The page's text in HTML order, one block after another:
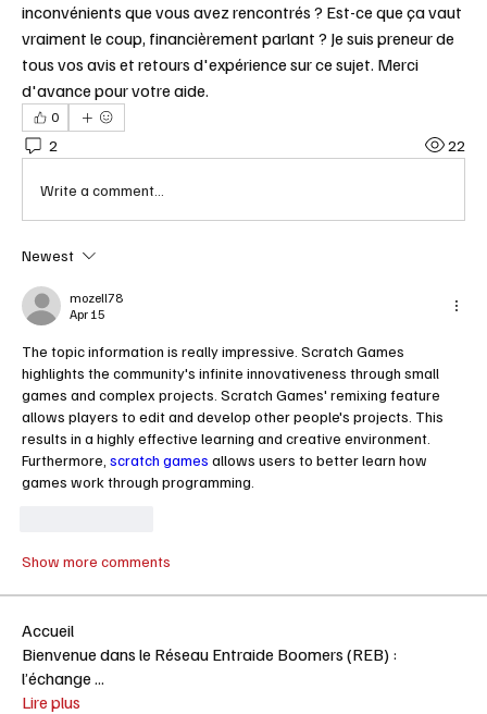
inconvénients que vous avez rencontrés ? Est-ce que ça vaut
vraiment le coup, financièrement parlant ? Je suis preneur de
tous vos avis et retours d'expérience sur ce sujet. Merci
d'avance pour votre aide.
0
2 22
Write a comment...
Newest
mozell78
Apr 15
The topic information is really impressive. Scratch Games
highlights the community's infinite innovativeness through small
games and complex projects. Scratch Games' remixing feature
allows players to edit and develop other people's projects. This
results in a highly effective learning and creative environment.
Furthermore, scratch games allows users to better learn how
games work through programming.
Show more comments
Accueil
Bienvenue dans le Réseau Entraide Boomers (REB) :
l’échange...
Lire plus